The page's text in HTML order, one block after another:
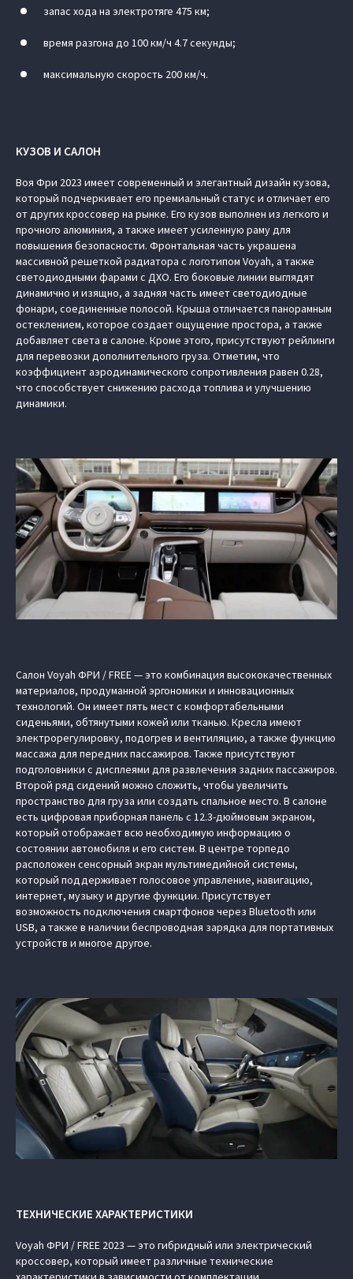
запас хода на электротяге 475 км;
время разгона до 100 км/ч 4.7 секунды;
максимальную скорость 200 км/ч.
КУЗОВ И САЛОН
Воя Фри 2023 имеет современный и элегантный дизайн кузова,
который подчеркивает его премиальный статус и отличает его
от других кроссовер на рынке. Его кузов выполнен из легкого и
прочного алюминия, а также имеет усиленную раму для
повышения безопасности. Фронтальная часть украшена
массивной решеткой радиатора с логотипом Voyah, а также
светодиодными фарами с ДХО. Его боковые линии выглядят
динамично и изящно, а задняя часть имеет светодиодные
фонари, соединенные полосой. Крыша отличается панорамным
остеклением, которое создает ощущение простора, а также
добавляет света в салоне. Кроме этого, присутствуют рейлинги
для перевозки дополнительного груза. Отметим, что
коэффициент аэродинамического сопротивления равен 0.28,
что способствует снижению расхода топлива и улучшению
динамики.
Салон Voyah ФРИ / FREE — это комбинация высококачественных
материалов, продуманной эргономики и инновационных
технологий. Он имеет пять мест с комфортабельными
сиденьями, обтянутыми кожей или тканью. Кресла имеют
электрорегулировку, подогрев и вентиляцию, а также функцию
массажа для передних пассажиров. Также присутствуют
подголовники с дисплеями для развлечения задних пассажиров.
Второй ряд сидений можно сложить, чтобы увеличить
пространство для груза или создать спальное место. В салоне
есть цифровая приборная панель с 12.3-дюймовым экраном,
который отображает всю необходимую информацию о
состоянии автомобиля и его систем. В центре торпедо
расположен сенсорный экран мультимедийной системы,
который поддерживает голосовое управление, навигацию,
интернет, музыку и другие функции. Присутствует
возможность подключения смартфонов через Bluetooth или
USB, а также в наличии беспроводная зарядка для портативных
устройств и многое другое.
ТЕХНИЧЕСКИЕ ХАРАКТЕРИСТИКИ
Voyah ФРИ / FREE 2023 — это гибридный или электрический
кроссовер, который имеет различные технические